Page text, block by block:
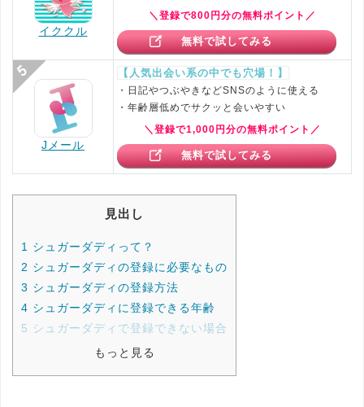
イククル
＼登録で800円分の無料ポイント／
無料で試してみる
Jメール
【人気出会い系の中でも穴場！】
・日記やつぶやきなどSNSのように使える
・年齢層低めでサクッと会いやすい
＼登録で1,000円分の無料ポイント／
無料で試してみる
見出し
1
シュガーダディって？
2 シュガーダディの登録に必要なもの
3 シュガーダディの登録方法
4 シュガーダディに登録できる年齢
5 シュガーダディで登録できない場合
もっと見る